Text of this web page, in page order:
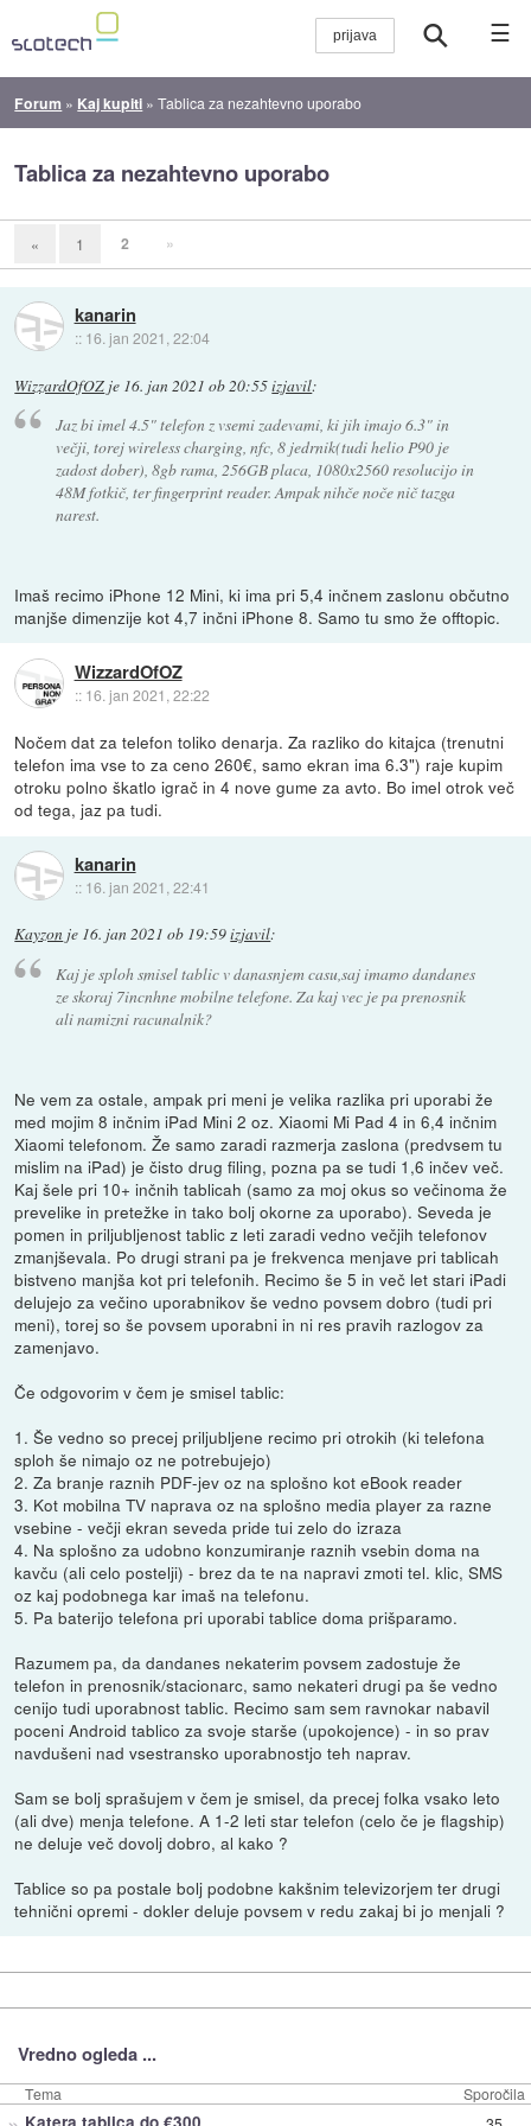
☰
Forum » Kaj kupiti »Tablica za nezahtevno uporabo
Tablica za nezahtevno uporabo
« 1 2 »
kanarin
:: 16. jan 2021, 22:04
WizzardOfOZ je 16. jan 2021 ob 20:55izjavil:
Jaz bi imel 4.5" telefon z vsemi zadevami, ki jih imajo 6.3" in
večji, torej wireless charging, nfc, 8 jedrnik(tudi helio P90 je
zadost dober), 8gb rama, 256GB placa, 1080x2560 resolucijo in
48M fotkič, ter fingerprint reader. Ampak nihče noče nič tazga
narest.
Imaš recimo iPhone 12 Mini, ki ima pri 5,4 inčnem zaslonu občutno
manjše dimenzije kot 4,7 inčni iPhone 8. Samo tu smo že offtopic.
WizzardOfOZ
:: 16. jan 2021, 22:22
Nočem dat za telefon toliko denarja. Za razliko do kitajca (trenutni
telefon ima vse to za ceno 260€, samo ekran ima 6.3") raje kupim
otroku polno škatlo igrač in 4 nove gume za avto. Bo imel otrok več
od tega, jaz pa tudi.
kanarin
:: 16. jan 2021, 22:41
Kayzon je 16. jan 2021 ob 19:59izjavil:
Kaj je sploh smisel tablic v danasnjem casu,saj imamo dandanes
ze skoraj 7incnhne mobilne telefone. Za kaj vec je pa prenosnik
ali namizni racunalnik?
Ne vem za ostale, ampak pri meni je velika razlika pri uporabi že
med mojim 8 inčnim iPad Mini 2 oz. Xiaomi Mi Pad 4 in 6,4 inčnim
Xiaomi telefonom. Že samo zaradi razmerja zaslona (predvsem tu
mislim na iPad) je čisto drug filing, pozna pa se tudi 1,6 inčev več.
Kaj šele pri 10+ inčnih tablicah (samo za moj okus so večinoma že
prevelike in pretežke in tako bolj okorne za uporabo). Seveda je
pomen in priljubljenost tablic z leti zaradi vedno večjih telefonov
zmanjševala. Po drugi strani pa je frekvenca menjave pri tablicah
bistveno manjša kot pri telefonih. Recimo še 5 in več let stari iPadi
delujejo za večino uporabnikov še vedno povsem dobro (tudi pri
meni), torej so še povsem uporabni in ni res pravih razlogov za
zamenjavo.
Če odgovorim v čem je smisel tablic:
1. Še vedno so precej priljubljene recimo pri otrokih (ki telefona
sploh še nimajo oz ne potrebujejo)
2. Za branje raznih PDF-jev oz na splošno kot eBook reader
3. Kot mobilna TV naprava oz na splošno media player za razne
vsebine - večji ekran seveda pride tui zelo do izraza
4. Na splošno za udobno konzumiranje raznih vsebin doma na
kavču (ali celo postelji) - brez da te na napravi zmoti tel. klic, SMS
oz kaj podobnega kar imaš na telefonu.
5. Pa baterijo telefona pri uporabi tablice doma prišparamo.
Razumem pa, da dandanes nekaterim povsem zadostuje že
telefon in prenosnik/stacionarc, samo nekateri drugi pa še vedno
cenijo tudi uporabnost tablic. Recimo sam sem ravnokar nabavil
poceni Android tablico za svoje starše (upokojence) - in so prav
navdušeni nad vsestransko uporabnostjo teh naprav.
Sam se bolj sprašujem v čem je smisel, da precej folka vsako leto
(ali dve) menja telefone. A 1-2 leti star telefon (celo če je flagship)
ne deluje več dovolj dobro, al kako ?
Tablice so pa postale bolj podobne kakšnim televizorjem ter drugi
tehnični opremi - dokler deluje povsem v redu zakaj bi jo menjali ?
Vredno ogleda ...
Tema Sporočila